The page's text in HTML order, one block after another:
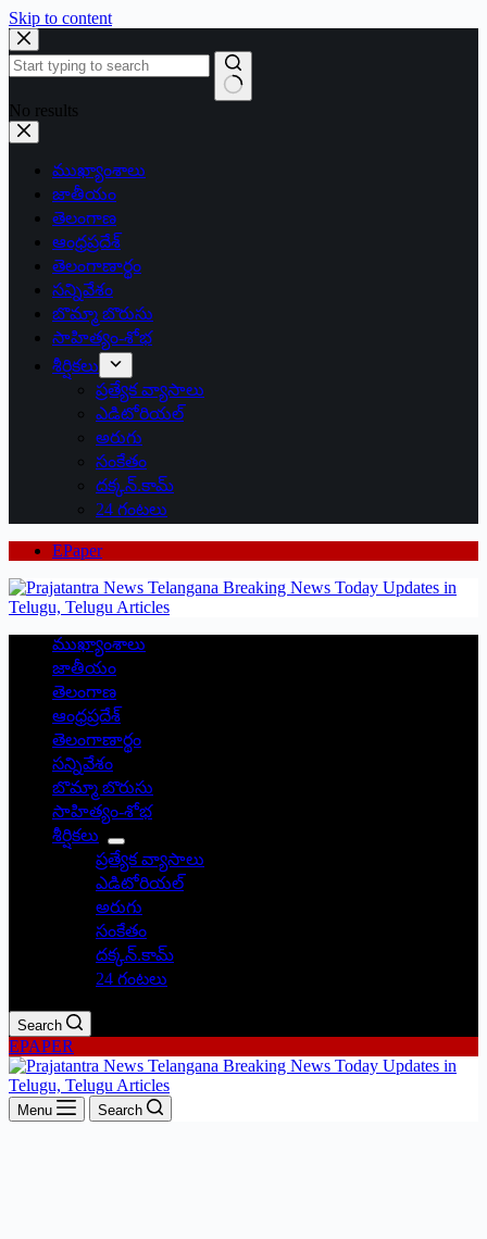
Skip to content
No results
ముఖ్యాంశాలు
జాతీయం
తెలంగాణ
ఆంధ్రప్రదేశ్
తెలంగాణార్థం
సన్నివేశం
బొమ్మా బొరుసు
సాహిత్యం-శోభ
శీర్షికలు
ప్రత్యేక వ్యాసాలు
ఎడిటోరియల్
అరుగు
సంకేతం
దక్కన్.కామ్
24 గంటలు
EPaper
ముఖ్యాంశాలు
జాతీయం
తెలంగాణ
ఆంధ్రప్రదేశ్
తెలంగాణార్థం
సన్నివేశం
బొమ్మా బొరుసు
సాహిత్యం-శోభ
శీర్షికలు
ప్రత్యేక వ్యాసాలు
ఎడిటోరియల్
అరుగు
సంకేతం
దక్కన్.కామ్
24 గంటలు
Search
EPAPER
Menu Search